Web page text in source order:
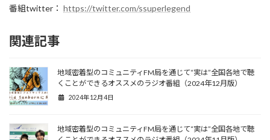
番組twitter： https://twitter.com/ssuperlegend
関連記事
地域密着型のコミュニティFM局を通じて“実は”全国各地で聴
くことができるオススメのラジオ番組（2024年12月版）
2024年12月4日
地域密着型のコミュニティFM局を通じて“実は”全国各地で聴